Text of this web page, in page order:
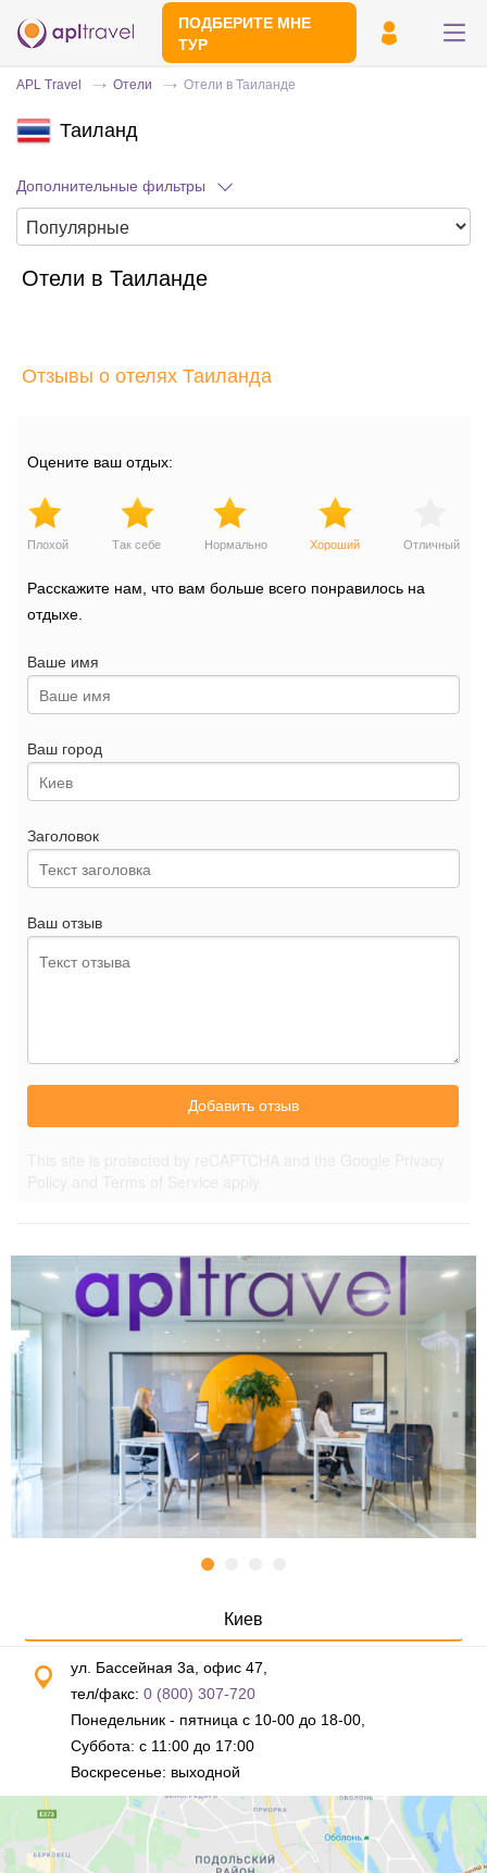
ПОДБЕРИТЕ МНЕ
ТУР
минут
APL Travel Отели Отели в Таиланде
Таиланд
Дополнительные фильтры
Отели в Таиланде
Отзывы о отелях Таиланда
Оцените ваш отдых:
Плохой Так себе Нормально Хороший Отличный
Расскажите нам, что вам больше всего понравилось на
отдыхе.
Ваше имя
Ваш город
Заголовок
Ваш отзыв
Добавить отзыв
Киев
ул. Бассейная 3а, офис 47,
тел/факс: 0 (800) 307-720
Понедельник - пятница с 10-00 до 18-00,
Суббота: с 11:00 до 17:00
Воскресенье: выходной